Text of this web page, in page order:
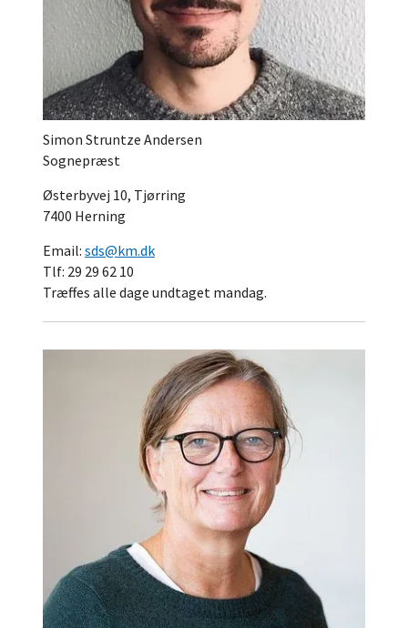
Simon Struntze Andersen
Sognepræst
Østerbyvej 10, Tjørring
7400 Herning
Email: sds@km.dk
Tlf: 29 29 62 10
Træffes alle dage undtaget mandag.